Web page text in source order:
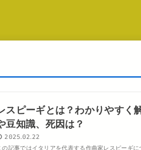
スピーギとは？わかりやすく
豆知識、死因は？
2025.02.22
の記事ではイタリアを代表する作曲家レスピーギに